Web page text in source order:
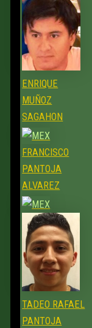
ENRIQUE
MUÑOZ
SAGAHON
FRANCISCO
PANTOJA
ALVAREZ
TADEO RAFAEL
PANTOJA